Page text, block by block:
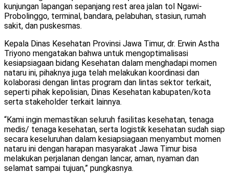
kunjungan lapangan sepanjang rest area jalan tol Ngawi-
Probolinggo, terminal, bandara, pelabuhan, stasiun, rumah
sakit, dan puskesmas.
Kepala Dinas Kesehatan Provinsi Jawa Timur, dr. Erwin Astha
Triyono mengatakan bahwa untuk mengoptimalisasi
kesiapsiagaan bidang Kesehatan dalam menghadapi momen
nataru ini, pihaknya juga telah melakukan koordinasi dan
kolaborasi dengan lintas program dan lintas sektor terkait,
seperti pihak kepolisian, Dinas Kesehatan kabupaten/kota
serta stakeholder terkait lainnya.
“Kami ingin memastikan seluruh fasilitas kesehatan, tenaga
medis/ tenaga kesehatan, serta logistik kesehatan sudah siap
secara keseluruhan dalam kesiapsiagaan menyambut momen
nataru ini dengan harapan masyarakat Jawa Timur bisa
melakukan perjalanan dengan lancar, aman, nyaman dan
selamat sampai tujuan,” pungkasnya.